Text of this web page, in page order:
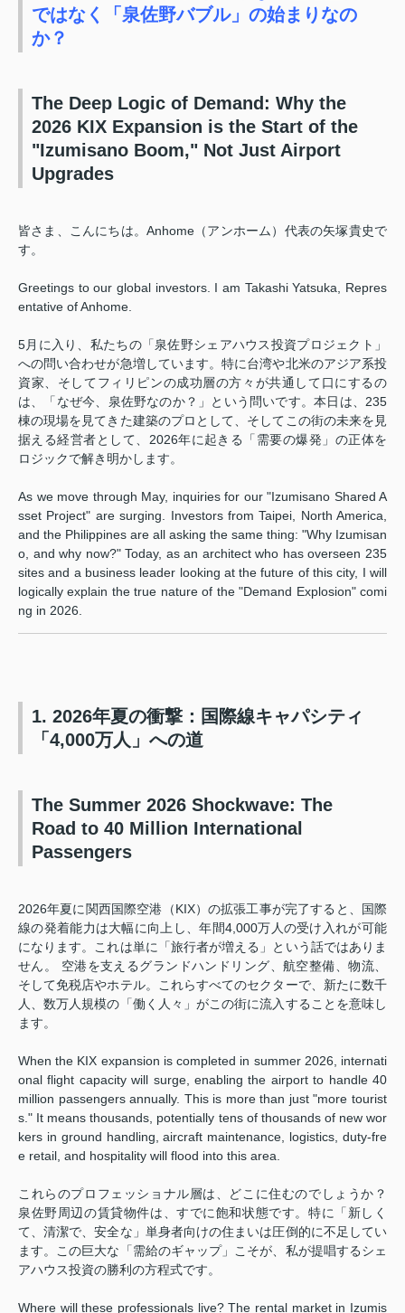
ではなく「泉佐野バブル」の始まりなの
か？
The Deep Logic of Demand: Why the
2026 KIX Expansion is the Start of the
"Izumisano Boom," Not Just Airport
Upgrades
皆さま、こんにちは。Anhome（アンホーム）代表の矢塚貴史で
す。
Greetings to our global investors. I am Takashi Yatsuka, Repres
entative of Anhome.
5月に入り、私たちの「泉佐野シェアハウス投資プロジェクト」
への問い合わせが急増しています。特に台湾や北米のアジア系投
資家、そしてフィリピンの成功層の方々が共通して口にするの
は、「なぜ今、泉佐野なのか？」という問いです。本日は、235
棟の現場を見てきた建築のプロとして、そしてこの街の未来を見
据える経営者として、2026年に起きる「需要の爆発」の正体を
ロジックで解き明かします。
As we move through May, inquiries for our "Izumisano Shared A
sset Project" are surging. Investors from Taipei, North America,
and the Philippines are all asking the same thing: "Why Izumisan
o, and why now?" Today, as an architect who has overseen 235
sites and a business leader looking at the future of this city, I will
logically explain the true nature of the "Demand Explosion" comi
ng in 2026.
1. 2026年夏の衝撃：国際線キャパシティ
「4,000万人」への道
The Summer 2026 Shockwave: The
Road to 40 Million International
Passengers
2026年夏に関西国際空港（KIX）の拡張工事が完了すると、国際
線の発着能力は大幅に向上し、年間4,000万人の受け入れが可能
になります。これは単に「旅行者が増える」という話ではありま
せん。 空港を支えるグランドハンドリング、航空整備、物流、
そして免税店やホテル。これらすべてのセクターで、新たに数千
人、数万人規模の「働く人々」がこの街に流入することを意味し
ます。
When the KIX expansion is completed in summer 2026, internati
onal flight capacity will surge, enabling the airport to handle 40
million passengers annually. This is more than just "more tourist
s." It means thousands, potentially tens of thousands of new wor
kers in ground handling, aircraft maintenance, logistics, duty-fre
e retail, and hospitality will flood into this area.
これらのプロフェッショナル層は、どこに住むのでしょうか？
泉佐野周辺の賃貸物件は、すでに飽和状態です。特に「新しく
て、清潔で、安全な」単身者向けの住まいは圧倒的に不足してい
ます。この巨大な「需給のギャップ」こそが、私が提唱するシェ
アハウス投資の勝利の方程式です。
Where will these professionals live? The rental market in Izumis